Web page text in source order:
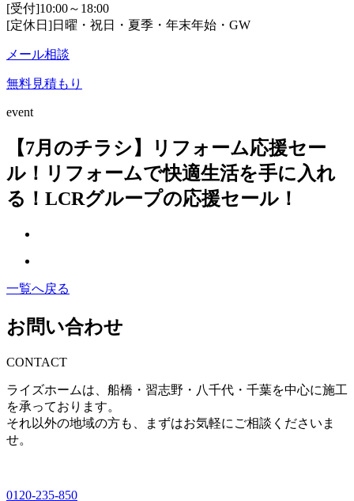
[受付]10:00～18:00
[定休日]日曜・祝日・夏季・年末年始・GW
メール相談
無料見積もり
event
【7月のチラシ】リフォーム応援セー
ル！リフォームで快適生活を手に入れ
る！LCRグループの応援セール！
一覧へ戻る
お問い合わせ
CONTACT
ライズホームは、船橋・習志野・八千代・千葉を中心に施工
を承っております。
それ以外の地域の方も、まずはお気軽にご相談くださいま
せ。
0120-235-850